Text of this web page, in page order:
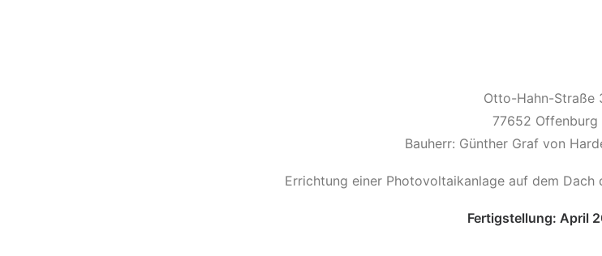
Otto-Hahn-Straße
77652 Offenburg
Bauherr: Günther Graf von
Errichtung einer Photovoltaikanlage auf dem Dach
Fertigstellung: April